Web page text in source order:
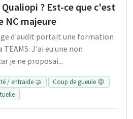
? Est-ce que c'est
NC majeure
d'audit portait une formation
J'ai eu une non
je ne proposai...
/ entraide 🤝
Coup de gueule 😡